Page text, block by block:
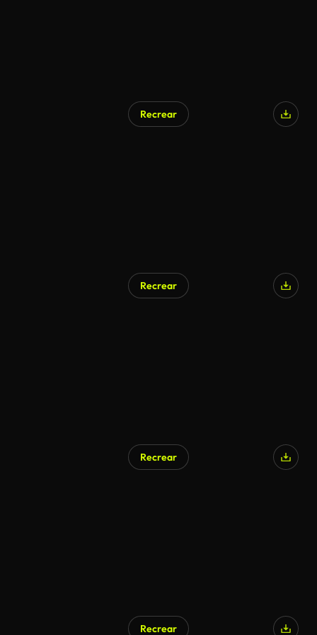
Recrear
Recrear
Recrear
Recrear